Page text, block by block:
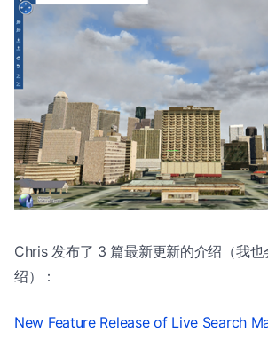
Chris 发布了 3 篇最新更新的介绍（我
绍）：
New Feature Release of Live Search